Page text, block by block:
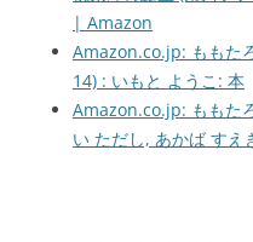
| Amazon
Amazon.co.jp: ももた
14) : いもと ようこ: 本
Amazon.co.jp: ももた
い ただし, あかば すえ